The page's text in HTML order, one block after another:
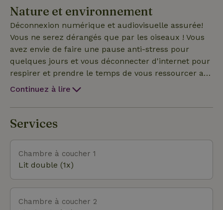
dans un environnement sain, authentique et
chaleureux, au coeur du bocage normand. Et ce
choix permet de maintenir une fraîcheur dans le
salon ne dépassant pas les 23 ° en pleine canicule,
c'est appréciable en 2026! Avec sa démarche
éthique et son charme rustique, La Charrette Bleue
est bien plus qu’un gîte : c’est une expérience
rythme du vivant, où chaque détail raconte une
histoire de territoire, d’engagement et de bien-être
votre disposition pour recharger la batterie de votre
Nature et environnement
Déconnexion numérique et audiovisuelle assurée!
Vous ne serez dérangés que par les oiseaux ! Vous
avez envie de faire une pause anti-stress pour
quelques jours et vous déconnecter d'internet pour
respirer et prendre le temps de vous ressourcer au
contact de la nature, aller pêcher dans un étang à
heureux, vivez déconnecté; ! A une heure du Mont-
Saint-Michel et des plages du débarquement, et à
normande et du Viaduc de la Souleuvre, une
situation géographique centrale pour choisir entre
la mer ou la campagne, entre une activité
culturelle ou sportive, ou pourquoi pas les deux à
la fois!
Continuez à lire
Services
Chambre à coucher 1
Lit double (1x)
Chambre à coucher 2